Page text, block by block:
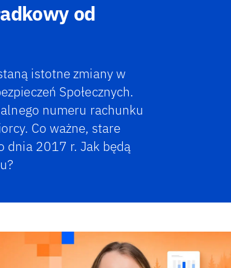
od
istotne zmiany w
Społecznych.
numeru rachunku
Co ważne, stare
dnia 2017 r. Jak będą